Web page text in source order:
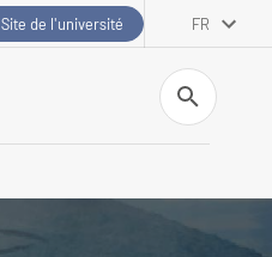
Site de l'université FR
Recherche